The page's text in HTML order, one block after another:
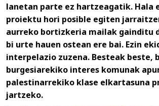
lanetan parte ez hartzeagatik. Hala
proiektu hori posible egiten
aurreko bortizkeria mailak gainditu
bi urte hauen ostean ere bai. Ezin
interpelazio zuzena. Besteak beste,
burgesiarekiko interes komunak
palestinarrekiko klase elkartasuna
jartzeko.